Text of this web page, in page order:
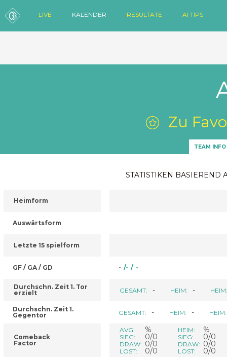
LIVE KALENDER RESULTATE AI TIPS
Zu
TEAM INFO
STATISTIKEN BASIEREND
Heimform
Auswärtsform
Letzte 15 spielform
GF / GA / GD
Durchschn. Zeit 1. Tor
erzielt
Durchschn. Zeit 1.
Gegentor
Comeback
Factor
- /- / -
GESAMT: - HEIM: - HEIM:
GESAMT: - HEIM: - HEIM:
AVG: %
SIEG: 0/0
DRAW: 0/0
LOST: 0/0
HEIM: %
SIEG: 0/0
DRAW: 0/0
LOST: 0/0